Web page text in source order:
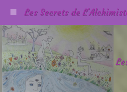
Les Secrets de